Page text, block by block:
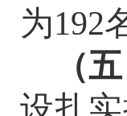
为192
（五